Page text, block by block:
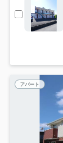
アパート